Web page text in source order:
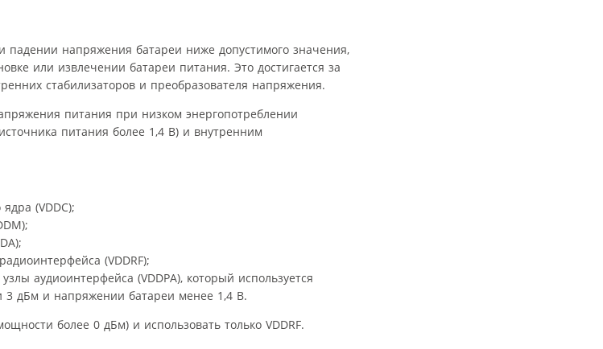
напряжения батареи ниже допустимого значения,
или извлечении батареи питания. Это достигается за
стабилизаторов и преобразователя напряжения.
питания при низком энергопотреблении
питания более 1,4 В) и внутренним
(VDDC);
(VDDRF);
аудиоинтерфейса (VDDPA), который используется
дБм и напряжении батареи менее 1,4 В.
более 0 дБм) и использовать только VDDRF.